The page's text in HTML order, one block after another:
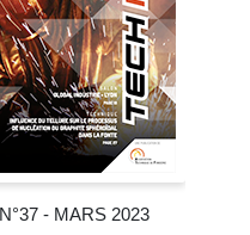
N°37 - MARS 2023